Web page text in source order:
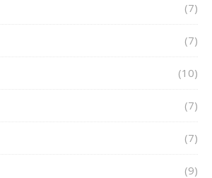
(7)
(7)
(10)
(7)
(7)
(9)